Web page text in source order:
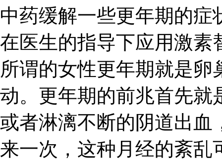
中药缓解一些更年期的
在医生的指导下应用激素
所谓的女性更年期就是
动。更年期的前兆首先就
或者淋漓不断的阴道出血
来一次，这种月经的紊乱